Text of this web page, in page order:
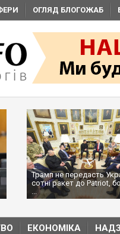
ОГЛЯД БЛОГОЖАБ
Трамп не передасть
сотні ракет до Patriot,
...
ЕКОНОМІКА